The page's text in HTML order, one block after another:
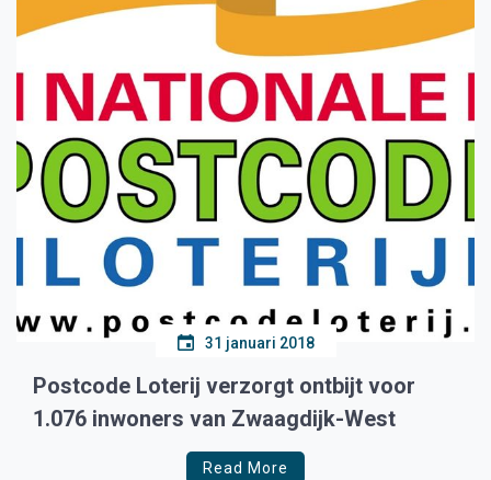
31 januari 2018
Postcode Loterij verzorgt ontbijt voor
1.076 inwoners van Zwaagdijk-West
Read More